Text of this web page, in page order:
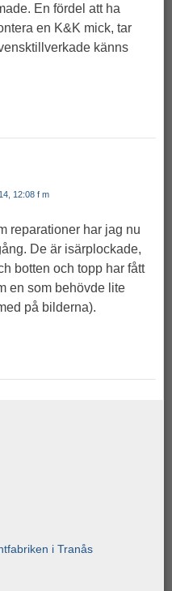
En fördel att ha
en K&K mick, tar
känns
12:08 f m
reparationer har jag nu
De är isärplockade,
botten och topp har fått
en som behövde lite
på bilderna).
i Tranås